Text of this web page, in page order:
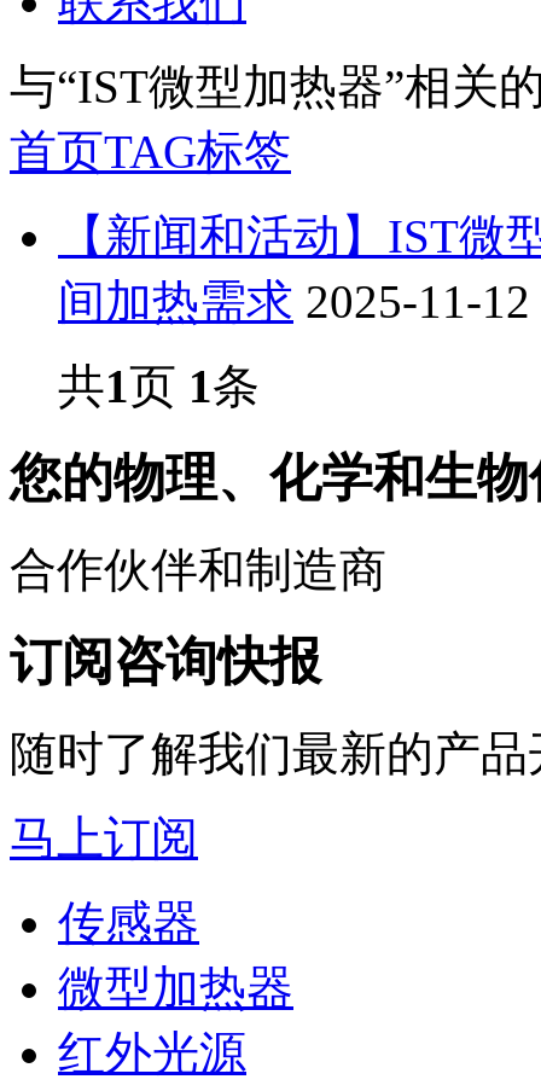
与“IST微型加热器”相关
首页TAG标签
【新闻和活动】IST
间加热需求 2025-11-12
共1页 1条
您的物理、化学和生
合作伙伴和制造商
订阅咨询快报
随时了解我们最新的产
马上订阅
传感器
微型加热器
红外光源